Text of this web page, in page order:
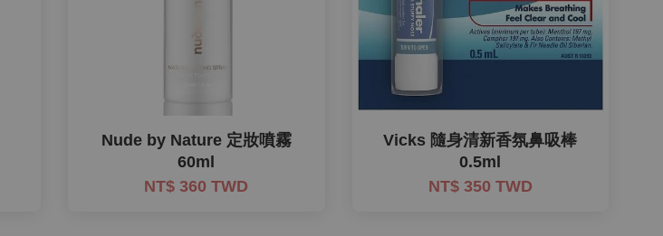
Nude by Nature 定妝噴霧
60ml
NT$ 360 TWD
Vicks 隨身清新香氛鼻吸棒
0.5ml
NT$ 350 TWD